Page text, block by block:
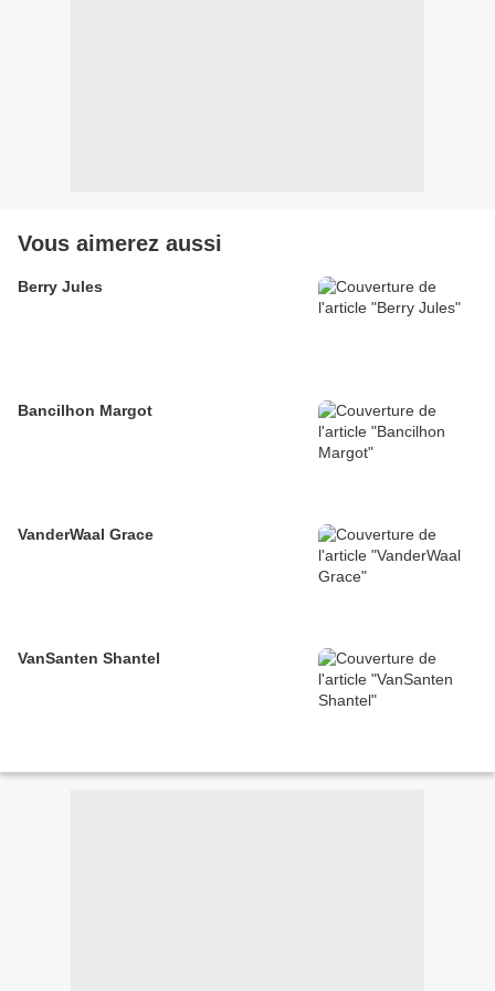
Vous aimerez aussi
Berry Jules
Bancilhon Margot
VanderWaal Grace
VanSanten Shantel